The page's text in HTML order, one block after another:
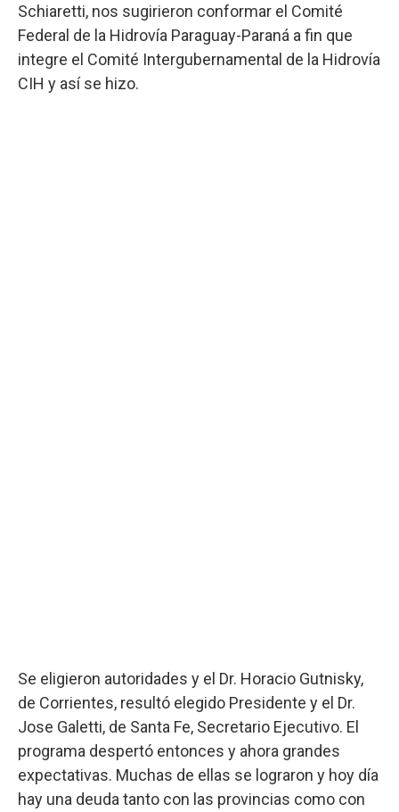
Schiaretti, nos sugirieron conformar el Comité
Federal de la Hidrovía Paraguay-Paraná a fin que
integre el Comité Intergubernamental de la Hidrovía
CIH y así se hizo.
Se eligieron autoridades y el Dr. Horacio Gutnisky,
de Corrientes, resultó elegido Presidente y el Dr.
Jose Galetti, de Santa Fe, Secretario Ejecutivo. El
programa despertó entonces y ahora grandes
expectativas. Muchas de ellas se lograron y hoy día
hay una deuda tanto con las provincias como con